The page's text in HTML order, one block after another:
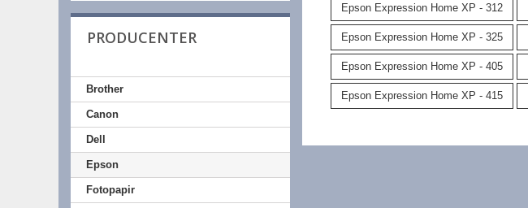
PRODUCENTER
Brother
Canon
Dell
Epson
Fotopapir
Epson Expression Home XP - 312
Epson Expression Home XP - 325
Epson Expression Home XP - 405
Epson Expression Home XP - 415